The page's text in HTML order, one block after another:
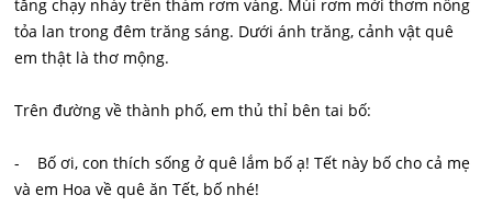
tăng chạy nhảy trên thảm rơm vàng. Mùi rơm mới thơm nồng
tỏa lan trong đêm trăng sáng. Dưới ánh trăng, cảnh vật quê
em thật là thơ mộng.
Trên đường về thành phố, em thủ thỉ bên tai bố:
- Bố ơi, con thích sống ở quê lắm bố ạ! Tết này bố cho cả mẹ
và em Hoa về quê ăn Tết, bố nhé!